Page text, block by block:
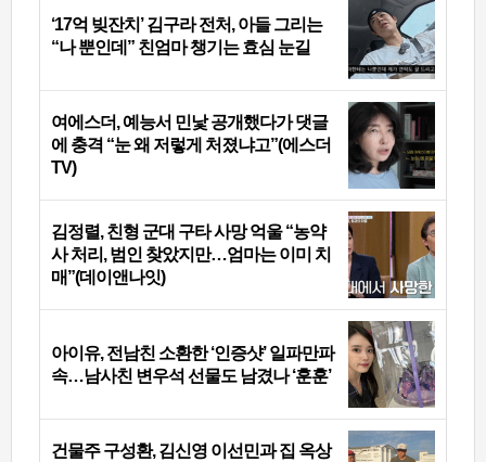
‘17억 빚잔치’ 김구라 전처, 아들 그리는
“나 뿐인데” 친엄마 챙기는 효심 눈길
여에스더, 예능서 민낯 공개했다가 댓글
에 충격 “눈 왜 저렇게 처졌냐고”(에스더
TV)
김정렬, 친형 군대 구타 사망 억울 “농약
사 처리, 범인 찾았지만…엄마는 이미 치
매”(데이앤나잇)
아이유, 전남친 소환한 ‘인증샷’ 일파만파
속…남사친 변우석 선물도 남겼나 ‘훈훈’
건물주 구성환, 김신영 이선민과 집 옥상